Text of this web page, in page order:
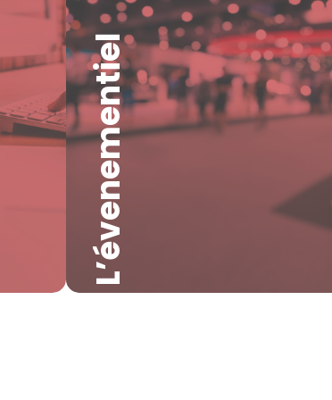
L’évenementiel